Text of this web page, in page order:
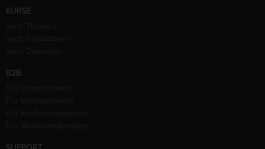
KURSE
B2B